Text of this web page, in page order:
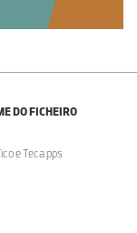
DO FICHEIRO
e Teca.pps